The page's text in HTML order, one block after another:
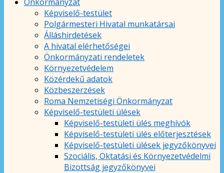
Képviselő-testület
Polgármesteri Hivatal munkatársai
Álláshirdetések
A hivatal elérhetőségei
Önkormányzati rendeletek
Környezetvédelem
Közérdekű adatok
Közbeszerzések
Roma Nemzetiségi Önkormányzat
Képviselő-testületi ülések
Képviselő-testületi ülés meghívók
Képviselő-testületi ülés előterjesztések
Képviselő-testületi ülések jegyzőkönyvei
Szociális, Oktatási és Környezetvédelmi
Bizottság jegyzőkönyvei